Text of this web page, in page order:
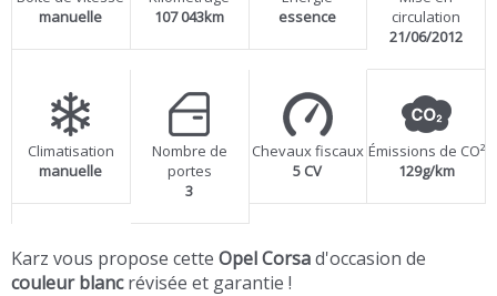
manuelle
107 043km
essence
circulation
21/06/2012
Climatisation
manuelle
Nombre de
portes
3
Chevaux fiscaux
5 CV
Émissions de CO²
129g/km
Karz vous propose cette Opel Corsad'occasion de
couleur blancrévisée et garantie !